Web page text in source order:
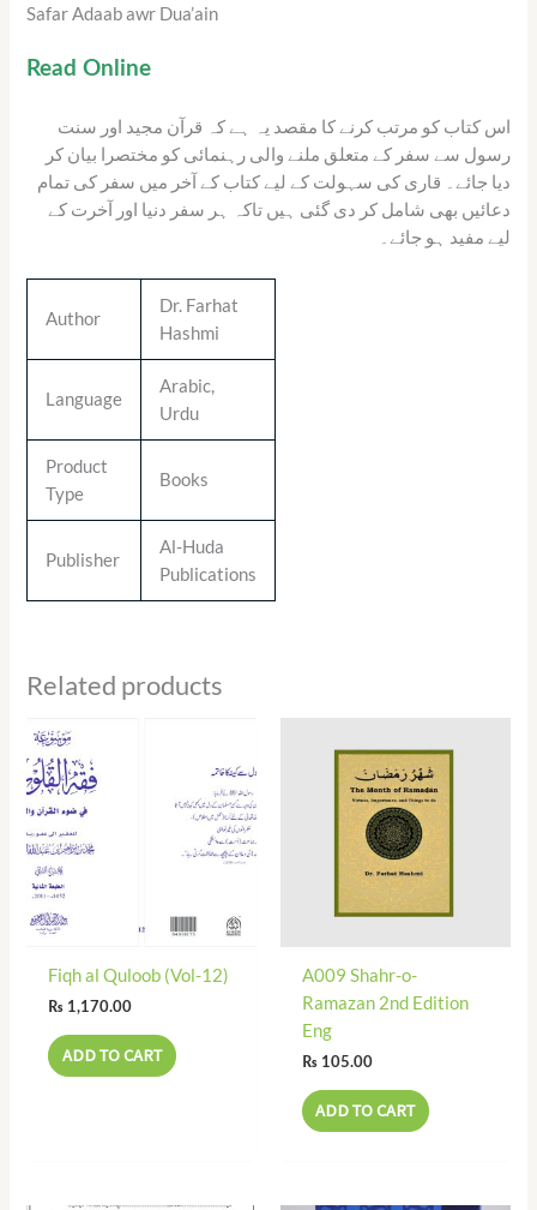
Safar Adaab awr Dua’ain
Read Online
اس کتاب کو مرتب کرنے کا مقصد یہ ہے کہ قرآن مجید اور سنت
رسول سے سفر کے متعلق ملنے والی رہنمائی کو مختصرا بیان کر
دیا جائے۔ قاری کی سہولت کے لیے کتاب کے آخر میں سفر کی تمام
دعائیں بھی شامل کر دی گئی ہیں تاکہ ہر سفر دنیا اور آخرت کے
لیے مفید ہو جائے۔
Author
Dr. Farhat
Hashmi
Language
Arabic,
Urdu
Product
Type
Books
Publisher
Al-Huda
Publications
Related products
Fiqh al Quloob (Vol-12)
₨1,170.00
ADD TO CART
A009 Shahr-o-
Ramazan 2nd Edition
Eng
₨105.00
ADD TO CART